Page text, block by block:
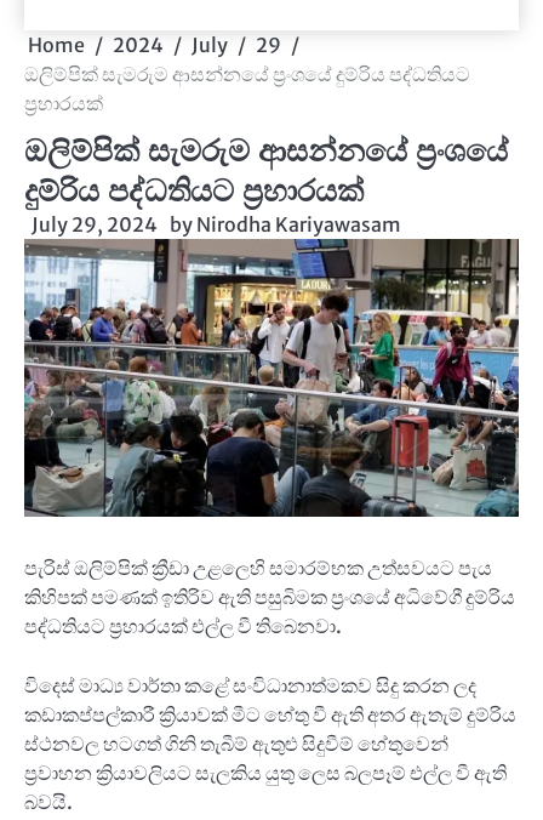
Home 2024 July
29
ඔලිම්පික් සැමරුම ආසන්නයේ ප්‍රංශයේ දුම්රිය පද්ධතියට
ප්‍රහාරයක්
ඔලිම්පික් සැමරුම ආසන්නයේ ප්‍රංශයේ
දුම්රිය පද්ධතියට ප්‍රහාරයක්
July 29, 2024 by Nirodha Kariyawasam
පැරිස් ඔලිම්පික් ක්‍රීඩා උළලෙහි සමාරම්භක උත්සවයට පැය
කිහිපක් පමණක් ඉතිරිව ඇති පසුබිමක ප්‍රංශයේ අධිවේගී දුම්රිය
පද්ධතියට ප්‍රහාරයක් එල්ල වී තිබෙනවා.
විදෙස් මාධ්‍ය වාර්තා කළේ සංවිධානාත්මකව සිදු කරන ලද
කඩාකප්පල්කාරී ක්‍රියාවක් මීට හේතු වී ඇති අතර ඇතැම් දුම්රිය
ස්ථනවල හටගත් ගිනි තැබීම් ඇතුළු සිදුවීම් හේතුවෙන්
ප්‍රවාහන ක්‍රියාවලියට සැලකිය යුතු ලෙස බලපෑම් එල්ල වී ඇති
බවයි.